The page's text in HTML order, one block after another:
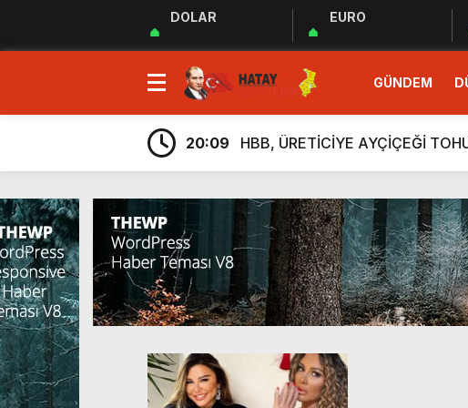
DOLAR EURO
GÜNDEM
23:35
MUHTARLAR AKADEMİSİ
9:33
“Özgür ve ilkeli basın
20:17
Uluslararası Gazeteciler
20:09
HBB, ÜRETİCİYE AYÇİÇEĞİ
20:05
Güç Birliği” İlan Edildi!
6:38
Üretim, İstihdam ve Yatırım
6:23
ARSUZ İLÇE SAĞLIK
6:13
Taziye Evi Projesi Tamamen
5:54
“Lezzetin ve Kültürün Lideri:
5:48
Hatay Depki Halk Oyunları Ekibi
9:33
“Özgür ve ilkeli basın